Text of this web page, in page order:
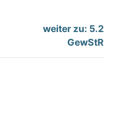
weiter zu: 5.2
GewStR